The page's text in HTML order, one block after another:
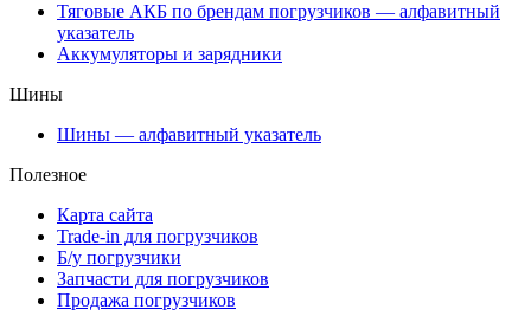
Тяговые АКБ по брендам погрузчиков — алфавитный
указатель
Аккумуляторы и зарядники
Шины
Шины — алфавитный указатель
Полезное
Карта сайта
Trade-in для погрузчиков
Б/у погрузчики
Запчасти для погрузчиков
Продажа погрузчиков